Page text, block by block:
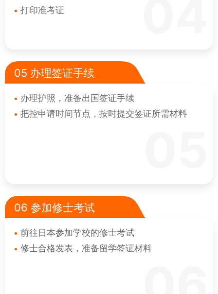
打印准考证
05 办理签证手续
办理护照，准备出国签证手续
把控申请时间节点，按时提交签证所需材料
06 参加修士考试
前往日本参加学校的修士考试
修士合格发表，准备留学签证材料